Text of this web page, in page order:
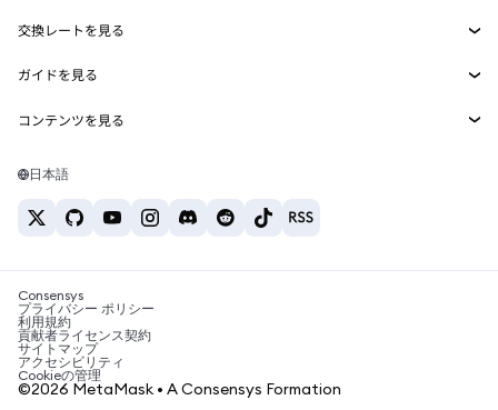
MetaMask Connect
Snaps
Web3サービス
セキュリティ
サポート
キャリア
お問い合わせ
イーサリアムの価格
Solanaの価格
Tetherの価格
交換レートを見る
ETH→USD
USDT→INR
BTC→INR
ETH→USDT
ガイドを見る
ETHの購入
USDTの購入
SHIBの購入
BNBの購入
コンテンツを見る
Solanaウォレット
税制関連ニュース
暗号資産の購入方法は？
ビットコインを売るには？
日本語
Consensys
プライバシー ポリシー
利用規約
貢献者ライセンス契約
サイトマップ
アクセシビリティ
Cookieの管理
©2026 MetaMask • A Consensys Formation